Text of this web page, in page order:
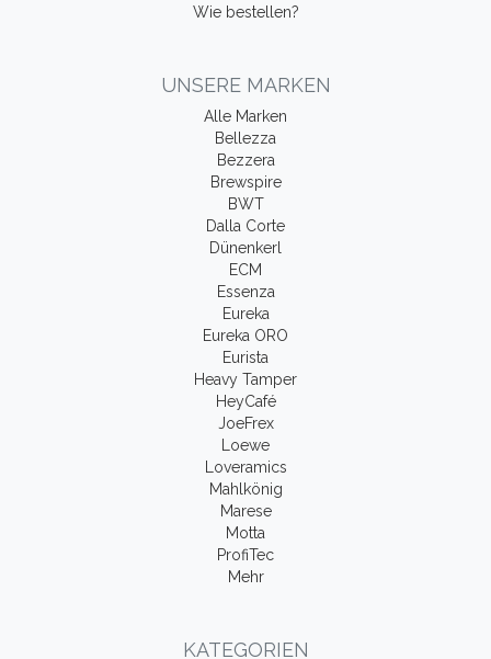
Wie bestellen?
UNSERE MARKEN
Alle Marken
Bellezza
Bezzera
Brewspire
BWT
Dalla Corte
Dünenkerl
ECM
Essenza
Eureka
Eureka ORO
Eurista
Heavy Tamper
HeyCafé
JoeFrex
Loewe
Loveramics
Mahlkönig
Marese
Motta
ProfiTec
Mehr
KATEGORIEN